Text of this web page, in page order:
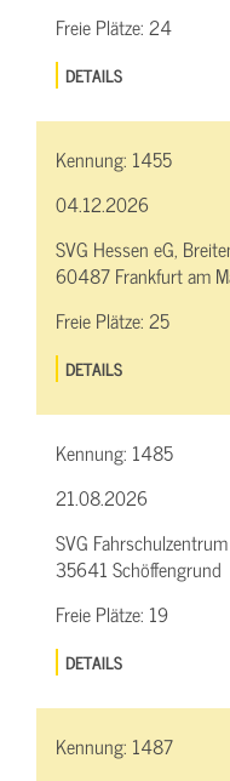
Freie Plätze:24
DETAILS
Kennung: 1455
04.12.2026
SVG Hessen eG,
60487 Frankfurt am
Freie Plätze:25
DETAILS
Kennung: 1485
21.08.2026
SVG
35641 Schöffengrund
Freie Plätze: 19
DETAILS
Kennung: 1487